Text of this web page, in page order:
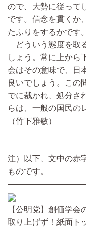
ので、大勢に従って
です。信念を貫くか
たふりをするかです。
どういう態度を取
しょう。常に上から
会はその意味で、日
良いでしょう。この
でに裁かれ、処分さ
らは、一般の国民の
（竹下雅敏）
注）以下、文中の赤
ものです。
【公明党】創価学会
取り上げず！紙面ト